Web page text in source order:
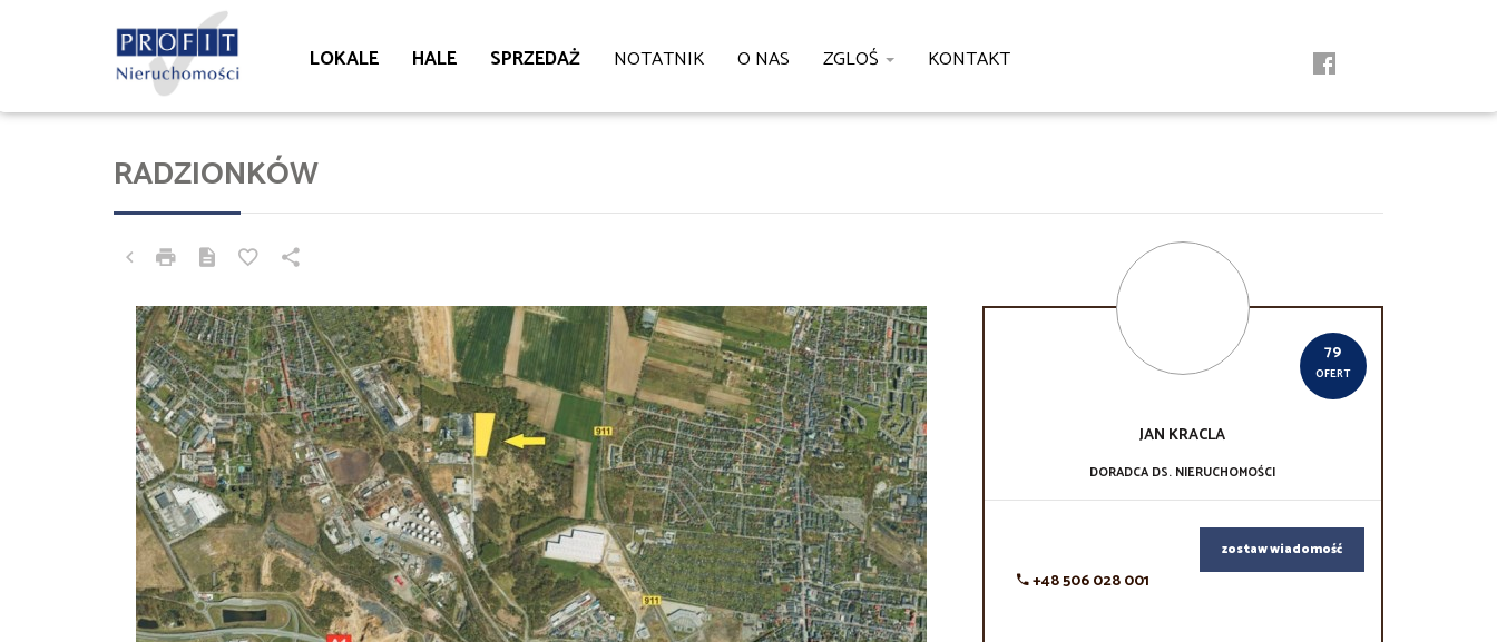
LOKALE HALE SPRZEDAŻ NOTATNIK O NAS ZGLOŚ KONTAKT
RADZIONKÓW
79
OFERT
JAN KRACLA
DORADCA DS. NIERUCHOMOŚCI
+48 506 028 001
zostaw wiadomość